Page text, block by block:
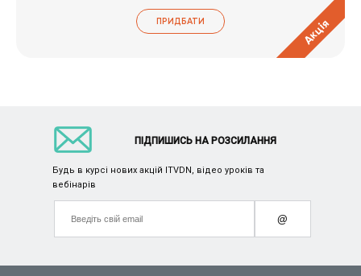
ПРИДБАТИ Акція
ПІДПИШИСЬ НА РОЗСИЛАННЯ
Будь в курсі нових акцій ITVDN, відео уроків та
вебінарів
@